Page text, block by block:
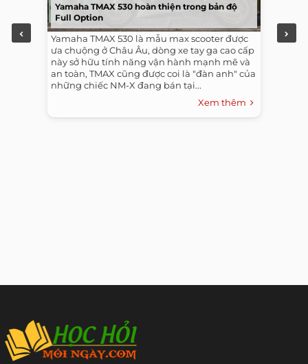
Yamaha TMAX 530 hoàn thiện trong bản độ
Full Option
Yamaha TMAX 530 là mẫu max scooter được
ưa chuộng ở Châu Âu, dòng xe tay ga cao cấp
này sở hữu tính năng vận hành mạnh mẽ và
an toàn, TMAX cũng được coi là "đàn anh" của
những chiếc NM-X đang bán tại...
Xem thêm